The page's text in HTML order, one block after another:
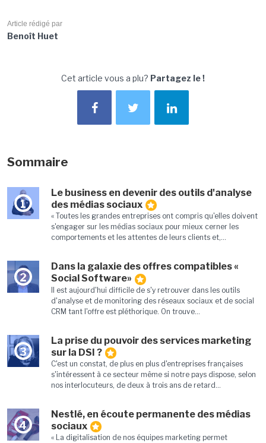
Article rédigé par
Benoît Huet
Cet article vous a plu? Partagez le !
Sommaire
1
Le business en devenir des outils d'analyse
des médias sociaux
« Toutes les grandes entreprises ont compris qu'elles doivent
s'engager sur les médias sociaux pour mieux cerner les
comportements et les attentes de leurs clients et,...
2
Dans la galaxie des offres compatibles «
Social Software»
Il est aujourd'hui difficile de s'y retrouver dans les outils
d'analyse et de monitoring des réseaux sociaux et de social
CRM tant l'offre est pléthorique. On trouve...
3
La prise du pouvoir des services marketing
sur la DSI ?
C'est un constat, de plus en plus d'entreprises françaises
s'intéressent à ce secteur même si notre pays dispose, selon
nos interlocuteurs, de deux à trois ans de retard...
4
Nestlé, en écoute permanente des médias
sociaux
« La digitalisation de nos équipes marketing permet